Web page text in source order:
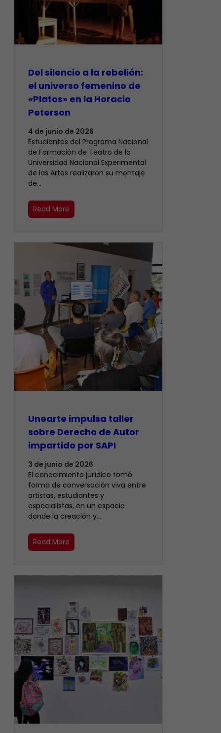
Del silencio a la rebelión:
el universo femenino de
«Platos» en la Horacio
Peterson
4 de junio de 2026
Estudiantes del Programa Nacional
de Formación de Teatro de la
Universidad Nacional Experimental
de las Artes realizaron su montaje
de…
Read More
Unearte impulsa taller
sobre Derecho de Autor
impartido por SAPI
3 de junio de 2026
El conocimiento jurídico tomó
forma de conversación viva entre
artistas, estudiantes y
especialistas, en un espacio
donde la creación y…
Read More